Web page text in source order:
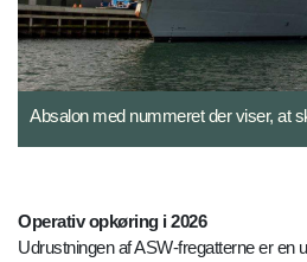
Maleren i gang på siden af Absalon
Operativ opkøring i 2026
Udrustningen af ASW-fregatterne er en